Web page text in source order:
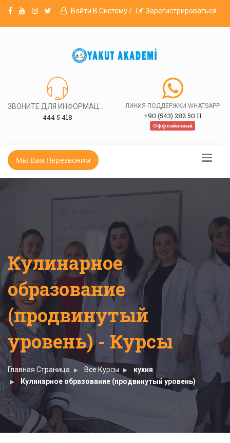
Войти В Систему / Зарегистрироваться
444 5 418
ЛИНИЯ ПОДДЕРЖКИ WHATSAPP
+90 (543) 282 50 11
Оффлайновый
Мы Вам Перезвоним
Кулинарное
образование
(продвинутый
уровень) - Курсы
Главная Страница Все Курсы
кухня
Кулинарное образование (продвинутый уровень)